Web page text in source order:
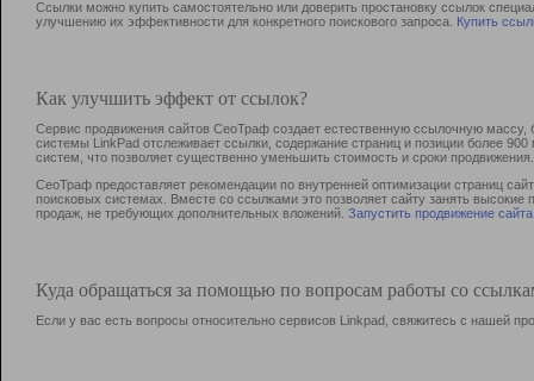
Ссылки можно купить самостоятельно или доверить простановку ссылок
улучшению их эффективности для конкретного поискового запроса. Купить
Как улучшить эффект от ссылок?
Сервис продвижения сайтов СеоТраф создает естественную ссылочную
системы LinkPad отслеживает ссылки, содержание страниц и позиции более
систем, что позволяет существенно уменьшить стоимость и сроки продвижения.
СеоТраф предоставляет рекомендации по внутренней оптимизации страниц
поисковых системах. Вместе со ссылками это позволяет сайту занять
продаж, не требующих дополнительных вложений. Запустить продвижение сайта
Куда обращаться за помощью по вопросам работы со
Если у вас есть вопросы относительно сервисов Linkpad, свяжитесь с нашей